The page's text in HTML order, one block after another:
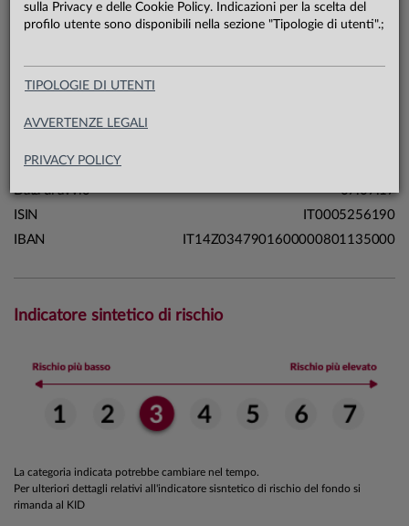
sulla Privacy e delle Cookie Policy. Indicazioni per la scelta del
profilo utente sono disponibili nella sezione "Tipologie di utenti".;
TIPOLOGIE DI UTENTI
AVVERTENZE LEGALI
PRIVACY POLICY
Carta di identità
Linea
Profili
Sistema
Macrocategoria
Domicilio
Data di avvio
07.07.17
ISIN
IT0005256190
IBAN
IT14Z0347901600000801135000
Indicatore sintetico di rischio
La categoria indicata potrebbe cambiare nel tempo.
Per ulteriori dettagli relativi all'indicatore sisntetico di rischio del fondo si
rimanda al KID